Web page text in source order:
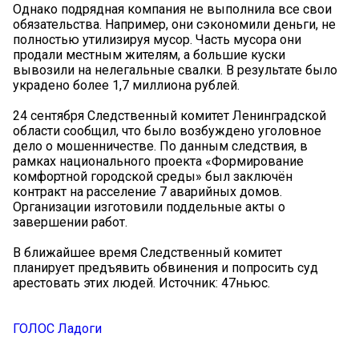
Однако подрядная компания не выполнила все свои
обязательства. Например, они сэкономили деньги, не
полностью утилизируя мусор. Часть мусора они
продали местным жителям, а большие куски
вывозили на нелегальные свалки. В результате было
украдено более 1,7 миллиона рублей.
24 сентября Следственный комитет Ленинградской
области сообщил, что было возбуждено уголовное
дело о мошенничестве. По данным следствия, в
рамках национального проекта «Формирование
комфортной городской среды» был заключён
контракт на расселение 7 аварийных домов.
Организации изготовили поддельные акты о
завершении работ.
В ближайшее время Следственный комитет
планирует предъявить обвинения и попросить суд
арестовать этих людей. Источник: 47ньюс.
ГОЛОС Ладоги